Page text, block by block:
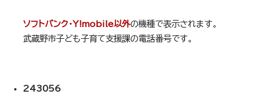
ソフトバンク・Y!mobile以外の機種で表示されます。
武蔵野市子ども子育て支援課の電話番号です。
243056